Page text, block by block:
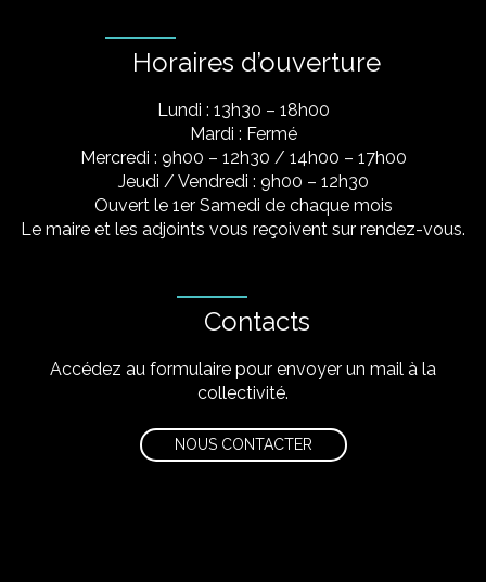
Horaires d’ouverture
Lundi : 13h30 – 18h00
Mardi : Fermé
Mercredi : 9h00 – 12h30 / 14h00 – 17h00
Jeudi / Vendredi : 9h00 – 12h30
Ouvert le 1er Samedi de chaque mois
Le maire et les adjoints vous reçoivent sur rendez-vous.
Contacts
Accédez au formulaire pour envoyer un mail à la
collectivité.
NOUS CONTACTER